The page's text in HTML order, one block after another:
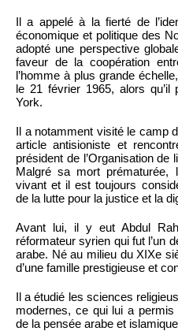
Il a appelé à la fierté de
économique et politique des
adopté une perspective
faveur de la coopération
l’homme à plus grande
le 21 février 1965, alors
York.
Il a notamment visité le camp
article antisioniste et
président de l’Organisation de
Malgré sa mort prématurée,
vivant et il est toujours
de la lutte pour la justice et la
Avant lui, il y eut Abdul
réformateur syrien qui fut l’un
arabe. Né au milieu du XIXe
d’une famille prestigieuse et
Il a étudié les sciences
modernes, ce qui lui a
de la pensée arabe et